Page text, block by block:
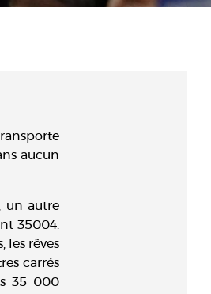
aucun
un autre
35004.
les rêves
carrés
35 000